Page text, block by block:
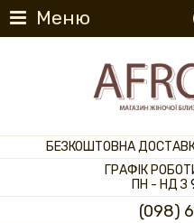
Меню
БЕЗКОШТОВНА
ГРАФІК
ПН - НД З
(098)